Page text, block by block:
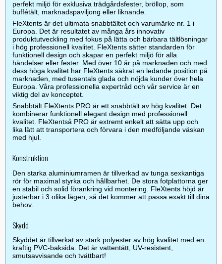
perfekt miljö för exklusiva trädgårdsfester, bröllop, som
buffétält, marknadspaviljong eller liknande.
FleXtents är det ultimata snabbtältet och varumärke nr. 1 i
Europa. Det är resultatet av många års innovativ
produktutveckling med fokus på lätta och bärbara tältlösningar
i hög professionell kvalitet. FleXtents sätter standarden för
funktionell design och skapar en perfekt miljö för alla
händelser eller fester. Med över 10 år på marknaden och med
dess höga kvalitet har FleXtents säkrat en ledande position på
marknaden, med tusentals glada och nöjda kunder över hela
Europa. Våra professionella expertråd och vår service är en
viktig del av konceptet.
Snabbtält FleXtents PRO är ett snabbtält av hög kvalitet. Det
kombinerar funktionell elegant design med professionell
kvalitet. FleXtentså PRO är extremt enkelt att sätta upp och
lika lätt att transportera och förvara i den medföljande väskan
med hjul.
Konstruktion
Den starka aluminiumramen är tillverkad av tunga sexkantiga
rör för maximal styrka och hållbarhet. De stora fotplattorna ger
en stabil och solid förankring vid montering. FleXtents höjd är
justerbar i 3 olika lägen, så det kommer att passa exakt till dina
behov.
Skydd
Skyddet är tillverkat av stark polyester av hög kvalitet med en
kraftig PVC-baksida. Det är vattentätt, UV-resistent,
smutsavvisande och tvättbart!